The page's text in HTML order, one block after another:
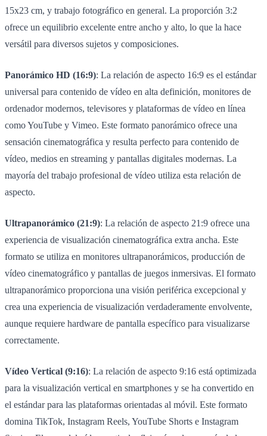
15x23 cm, y trabajo fotográfico en general. La proporción 3:2
ofrece un equilibrio excelente entre ancho y alto, lo que la hace
versátil para diversos sujetos y composiciones.
Panorámico HD (16:9): La relación de aspecto 16:9 es el estándar
universal para contenido de vídeo en alta definición, monitores de
ordenador modernos, televisores y plataformas de vídeo en línea
como YouTube y Vimeo. Este formato panorámico ofrece una
sensación cinematográfica y resulta perfecto para contenido de
vídeo, medios en streaming y pantallas digitales modernas. La
mayoría del trabajo profesional de vídeo utiliza esta relación de
aspecto.
Ultrapanorámico (21:9): La relación de aspecto 21:9 ofrece una
experiencia de visualización cinematográfica extra ancha. Este
formato se utiliza en monitores ultrapanorámicos, producción de
vídeo cinematográfico y pantallas de juegos inmersivas. El formato
ultrapanorámico proporciona una visión periférica excepcional y
crea una experiencia de visualización verdaderamente envolvente,
aunque requiere hardware de pantalla específico para visualizarse
correctamente.
Vídeo Vertical (9:16): La relación de aspecto 9:16 está optimizada
para la visualización vertical en smartphones y se ha convertido en
el estándar para las plataformas orientadas al móvil. Este formato
domina TikTok, Instagram Reels, YouTube Shorts e Instagram